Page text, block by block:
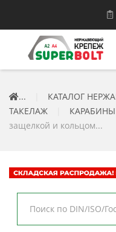
... КАТАЛОГ
ТАКЕЛАЖ
КАРАБИНЫ
защелкой и кольцом...